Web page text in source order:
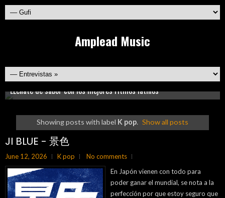
Amplead Music
Conoce lo mejor de la música rock emergente de México y el
mundo!!
¿Te gusta la música acústica o americana?, sí tú respuesta es sí,
esto es para ti!
LLénate de sabor con los mejores ritmos latinos
Recarga energía y vive la fiesta al máximo con nuestra mejor
selección de música electrónica
Nuevos sonidos imperdibles!
Showing posts with label K pop. Show all posts
JI BLUE - 景色
June 12, 2026 K pop
No comments
En Japón vienen con todo para
poder ganar el mundial, se nota a la
perfección por que estoy seguro que